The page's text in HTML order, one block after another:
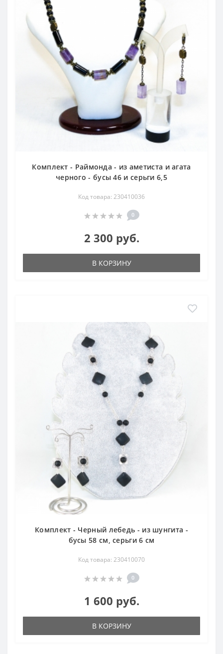
Комплект - Раймонда - из аметиста и агата
черного - бусы 46 и серьги 6,5
Код товара: 230410036
0
2 300 руб.
В КОРЗИНУ
Комплект - Черный лебедь - из шунгита -
бусы 58 см, серьги 6 см
Код товара: 230410070
0
1 600 руб.
В КОРЗИНУ